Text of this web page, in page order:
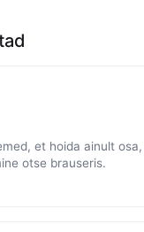
et hoida ainult
otse brauseris.